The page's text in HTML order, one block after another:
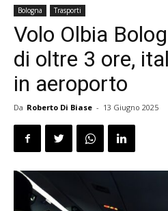
Bologna Trasporti
Volo Olbia
di oltre 3 ore,
in aeroporto
Da Roberto Di Biase - 13 Giugno 2025